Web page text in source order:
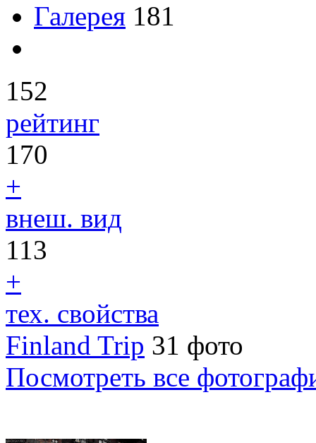
Галерея 181
152
рейтинг
170
+
внеш. вид
113
+
тех. свойства
Finland Trip 31 фото
Посмотреть все